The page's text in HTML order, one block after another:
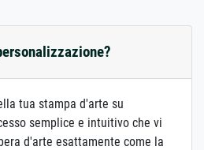
tua stampa d'arte su
semplice e intuitivo che vi
d'arte esattamente come la